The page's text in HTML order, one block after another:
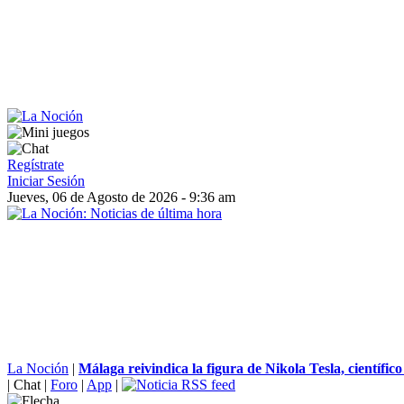
Regístrate
Iniciar Sesión
Jueves, 06 de Agosto de 2026 - 9:36 am
La Noción | Málaga reivindica la figura de Nikola Tesla, científico
| Chat | Foro | App |